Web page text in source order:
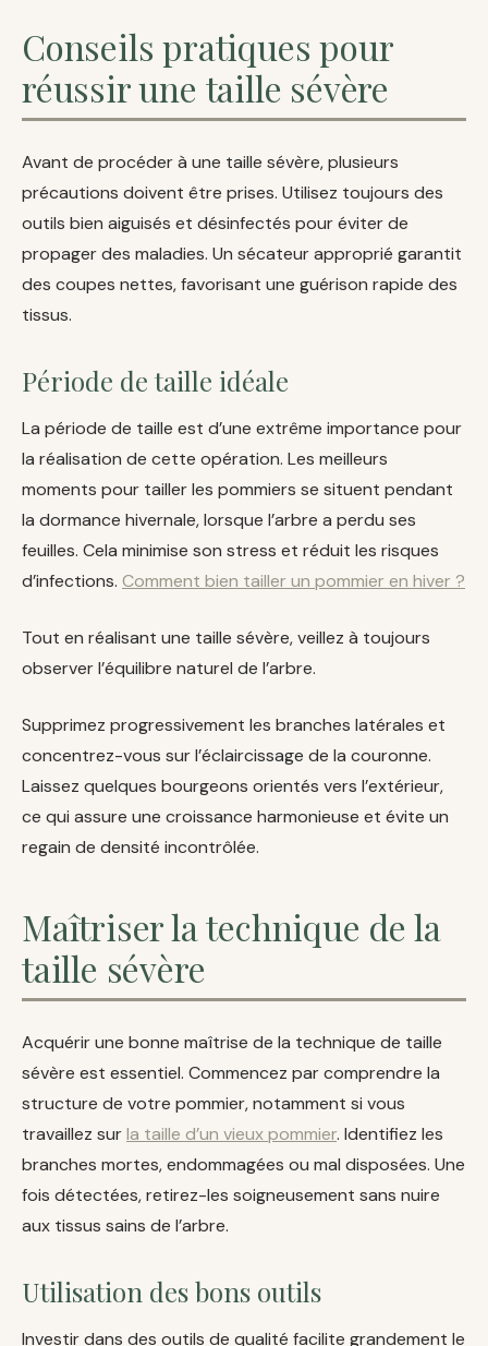
Conseils pratiques pour
réussir une taille sévère
Avant de procéder à une taille sévère, plusieurs
précautions doivent être prises. Utilisez toujours des
outils bien aiguisés et désinfectés pour éviter de
propager des maladies. Un sécateur approprié garantit
des coupes nettes, favorisant une guérison rapide des
tissus.
Période de taille idéale
La période de taille est d’une extrême importance pour
la réalisation de cette opération. Les meilleurs
moments pour tailler les pommiers se situent pendant
la dormance hivernale, lorsque l’arbre a perdu ses
feuilles. Cela minimise son stress et réduit les risques
d’infections. Comment bien tailler un pommier en hiver ?
Tout en réalisant une taille sévère, veillez à toujours
observer l’équilibre naturel de l’arbre.
Supprimez progressivement les branches latérales et
concentrez-vous sur l’éclaircissage de la couronne.
Laissez quelques bourgeons orientés vers l’extérieur,
ce qui assure une croissance harmonieuse et évite un
regain de densité incontrôlée.
Maîtriser la technique de la
taille sévère
Acquérir une bonne maîtrise de la technique de taille
sévère est essentiel. Commencez par comprendre la
structure de votre pommier, notamment si vous
travaillez surla taille d’un vieux pommier. Identifiez les
branches mortes, endommagées ou mal disposées. Une
fois détectées, retirez-les soigneusement sans nuire
aux tissus sains de l’arbre.
Utilisation des bons outils
Investir dans des outils de qualité facilite grandement le